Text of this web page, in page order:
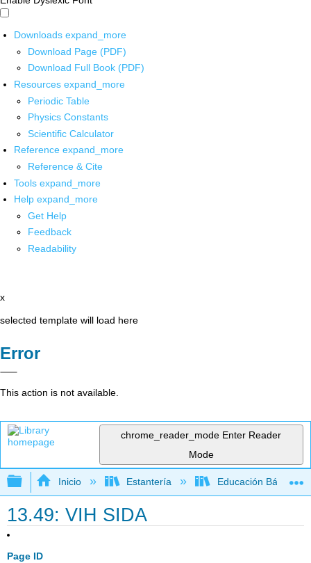
Downloads expand_more
Download Page (PDF)
Download Full Book (PDF)
Resources expand_more
Periodic Table
Physics Constants
Scientific Calculator
Reference expand_more
Reference & Cite
Tools expand_more
Help expand_more
Get Help
Feedback
Readability
x
selected template will load here
Error
This action is not available.
chrome_reader_mode Enter Reader
Mode
Expandir/contraer jerarquía global
Inicio Estantería Educación Básica
13.49: VIH SIDA
Page ID